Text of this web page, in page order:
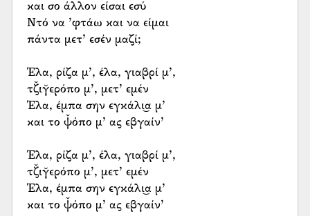
και σο άλλον είσαι εσύ
Ντό να ’φτάω και να είμαι
πάντα μετ’ εσέν μαζί;
Έλα, ρίζα μ’, έλα, γιαβρί μ’,
τζ̌ιγ̆ερόπο μ’, μετ’ εμέν
Έλα, έμπα σην εγκάλι͜α μ’
και το ψ̌όπο μ’ ας εβγαίν’
Έλα, ρίζα μ’, έλα, γιαβρί μ’,
τζ̌ιγ̆ερόπο μ’, μετ’ εμέν
Έλα, έμπα σην εγκάλι͜α μ’
και το ψ̌όπο μ’ ας εβγαίν’